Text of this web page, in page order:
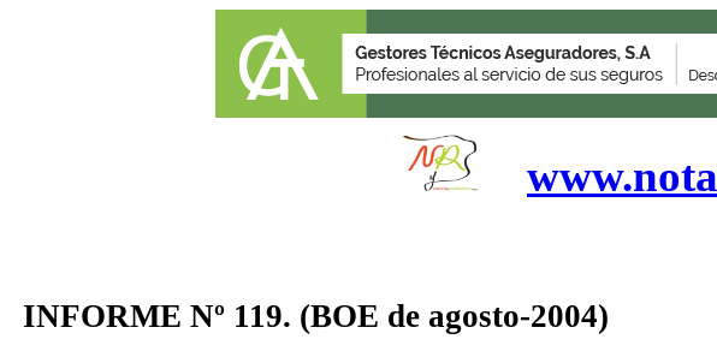
INFORME Nº 119. (BOE de agosto-2004)